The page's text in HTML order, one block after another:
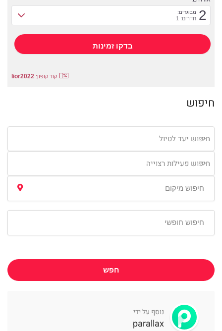
2 מבוגרים:
חדרים: 1
קוד קופון: lior2022
חיפוש
חיפוש יעד לטיול
חיפוש פעילות רצוייה
חפש
נוסף על ידי
parallax